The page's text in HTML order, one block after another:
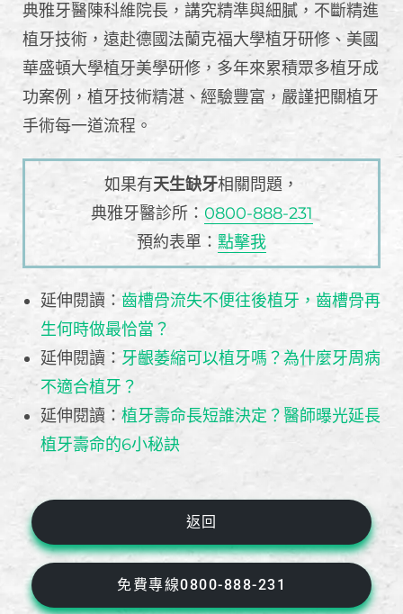
典雅牙醫陳科維院長，講究精準與細膩，不斷精進
植牙技術，遠赴德國法蘭克福大學植牙研修、美國
華盛頓大學植牙美學研修，多年來累積眾多植牙成
功案例，植牙技術精湛、經驗豐富，嚴謹把關植牙
手術每一道流程。
如果有天生缺牙相關問題，
典雅牙醫診所： 0800-888-231
預約表單： 點擊我
延伸閱讀：齒槽骨流失不便往後植牙，齒槽骨再
生何時做最恰當？
延伸閱讀： 牙齦萎縮可以植牙嗎？為什麼牙周病
不適合植牙？
延伸閱讀： 植牙壽命長短誰決定？醫師曝光延長
植牙壽命的6小秘訣
返回
免費專線0800-888-231